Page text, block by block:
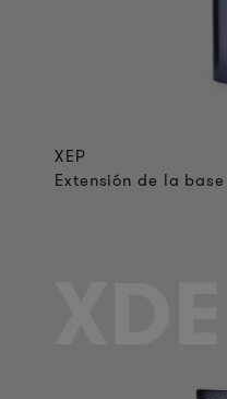
XEP
Extensión de la base